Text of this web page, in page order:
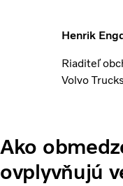
Henrik
Riaditeľ
Volvo Trucks
Ako
ovplyvňujú